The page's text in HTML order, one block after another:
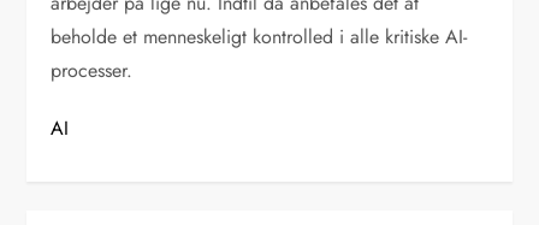
beholde et menneskeligt kontrolled i alle kritiske AI-
processer.
AI